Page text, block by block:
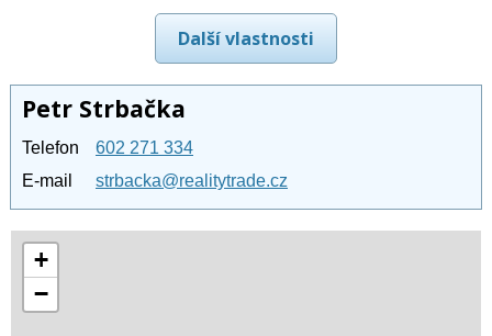
Další vlastnosti
Petr Strbačka
Telefon
602 271 334
E-mail
strbacka@realitytrade.cz
+
−